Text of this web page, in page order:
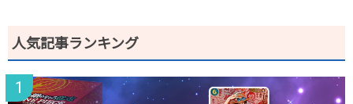
人気記事ランキング